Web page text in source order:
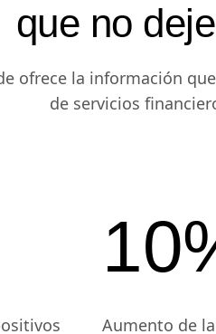
que no
ofrece la información
de servicios
Aumento de